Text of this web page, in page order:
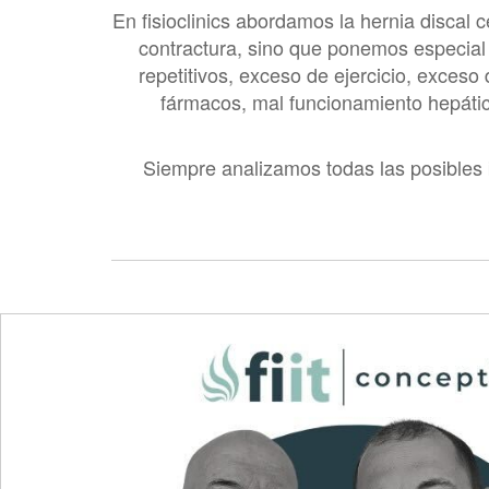
En fisioclinics abordamos la hernia discal
contractura, sino que ponemos
repetitivos, exceso de ejercicio,
fármacos, mal funcionamiento
Siempre analizamos todas las